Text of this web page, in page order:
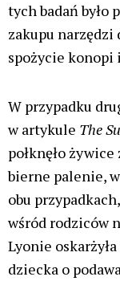
tych badań było
zakupu
spożycie konopi
W przypadku
w artykule The
połknęło
bierne palenie,
obu
wśród rodziców
Lyonie
dziecka o